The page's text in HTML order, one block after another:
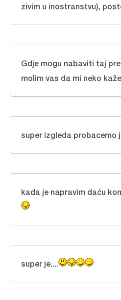
zivim u inostranstvu),
Gdje mogu nabaviti taj
molim vas da mi neko
super izgleda probacemo
kada je napravim daću
super je....